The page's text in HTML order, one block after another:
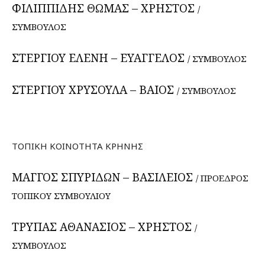
ΦΙΛΙΠΠΙΔΗΣ ΘΩΜΑΣ – ΧΡΗΣΤΟΣ /
ΣΥΜΒΟΥΛΟΣ
ΣΤΕΡΓΙΟΥ ΕΛΕΝΗ – ΕΥΑΓΓΕΛΟΣ / ΣΥΜΒΟΥΛΟΣ
ΣΤΕΡΓΙΟΥ ΧΡΥΣΟΥΛΑ – ΒΑΙΟΣ / ΣΥΜΒΟΥΛΟΣ
ΤΟΠΙΚΗ ΚΟΙΝΟΤΗΤΑ ΚΡΗΝΗΣ
ΜΑΓΓΟΣ ΣΠΥΡΙΔΩΝ – ΒΑΣΙΛΕΙΟΣ / ΠΡΟΕΔΡΟΣ
ΤΟΠΙΚΟΥ ΣΥΜΒΟΥΛΙΟΥ
ΤΡΥΠΑΣ ΑΘΑΝΑΣΙΟΣ – ΧΡΗΣΤΟΣ /
ΣΥΜΒΟΥΛΟΣ